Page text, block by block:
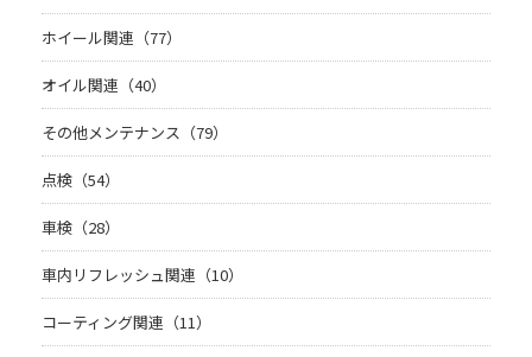
ホイール関連（77）
オイル関連（40）
その他メンテナンス（79）
点検（54）
車検（28）
車内リフレッシュ関連（10）
コーティング関連（11）